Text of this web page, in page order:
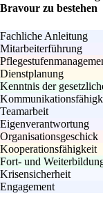
Bravour zu bestehen
Fachliche Anleitung
Mitarbeiterführung
Dienstplanung
Kenntnis der
Teamarbeit
Eigenverantwortung
Organisationsgeschick
Kooperationsfähigkeit
Fort- und
Krisensicherheit
Engagement